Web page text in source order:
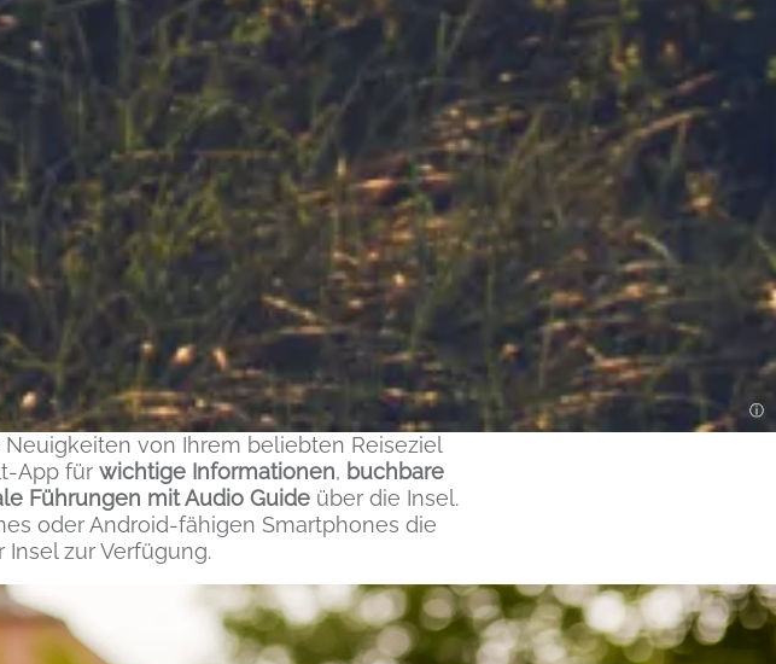
von Ihrem beliebten Reiseziel
App für wichtige Informationen, buchbare
Führungen mit Audio Guide über die Insel.
oder Android-fähigen Smartphones die
zur Verfügung.